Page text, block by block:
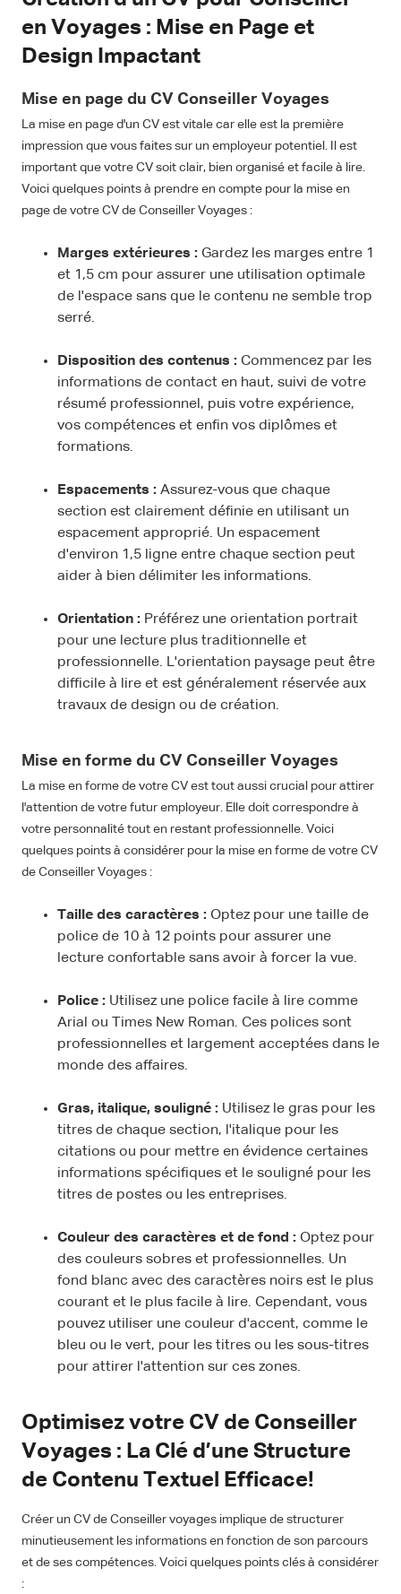
en Voyages : Mise en Page et
Design Impactant
Mise en page du CV Conseiller Voyages
La mise en page d'un CV est vitale car elle est la première
impression que vous faites sur un employeur potentiel. Il est
important que votre CV soit clair, bien organisé et facile à lire.
Voici quelques points à prendre en compte pour la mise en
page de votre CV de Conseiller Voyages :
Marges extérieures : Gardez les marges entre 1
et 1,5 cm pour assurer une utilisation optimale
de l'espace sans que le contenu ne semble trop
serré.
Disposition des contenus : Commencez par les
informations de contact en haut, suivi de votre
résumé professionnel, puis votre expérience,
vos compétences et enfin vos diplômes et
formations.
Espacements : Assurez-vous que chaque
section est clairement définie en utilisant un
espacement approprié. Un espacement
d'environ 1,5 ligne entre chaque section peut
aider à bien délimiter les informations.
Orientation : Préférez une orientation portrait
pour une lecture plus traditionnelle et
professionnelle. L'orientation paysage peut être
difficile à lire et est généralement réservée aux
travaux de design ou de création.
Mise en forme du CV Conseiller Voyages
La mise en forme de votre CV est tout aussi crucial pour attirer
l'attention de votre futur employeur. Elle doit correspondre à
votre personnalité tout en restant professionnelle. Voici
quelques points à considérer pour la mise en forme de votre CV
de Conseiller Voyages :
Taille des caractères : Optez pour une taille de
police de 10 à 12 points pour assurer une
lecture confortable sans avoir à forcer la vue.
Police : Utilisez une police facile à lire comme
Arial ou Times New Roman. Ces polices sont
professionnelles et largement acceptées dans le
monde des affaires.
Gras, italique, souligné : Utilisez le gras pour les
titres de chaque section, l'italique pour les
citations ou pour mettre en évidence certaines
informations spécifiques et le souligné pour les
titres de postes ou les entreprises.
Couleur des caractères et de fond : Optez pour
des couleurs sobres et professionnelles. Un
fond blanc avec des caractères noirs est le plus
courant et le plus facile à lire. Cependant, vous
pouvez utiliser une couleur d'accent, comme le
bleu ou le vert, pour les titres ou les sous-titres
pour attirer l'attention sur ces zones.
Optimisez votre CV de Conseiller
Voyages : La Clé d’une Structure
de Contenu Textuel Efficace!
Créer un CV de Conseiller voyages implique de structurer
minutieusement les informations en fonction de son parcours
et de ses compétences. Voici quelques points clés à considérer
: